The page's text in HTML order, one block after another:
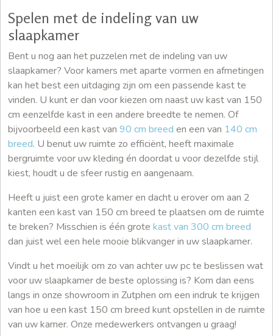
Spelen met de indeling van uw
slaapkamer
Bent u nog aan het puzzelen met de indeling van uw
slaapkamer? Voor kamers met aparte vormen en afmetingen
kan het best een uitdaging zijn om een passende kast te
vinden. U kunt er dan voor kiezen om naast uw kast van 150
cm eenzelfde kast in een andere breedte te nemen. Of
bijvoorbeeld een kast van 90 cm breed en een van 140 cm
breed. U benut uw ruimte zo efficiënt, heeft maximale
bergruimte voor uw kleding én doordat u voor dezelfde stijl
kiest, houdt u de sfeer rustig en aangenaam.
Heeft u juist een grote kamer en dacht u erover om aan 2
kanten een kast van 150 cm breed te plaatsen om de ruimte
te breken? Misschien is één grote kast van 300 cm breed
dan juist wel een hele mooie blikvanger in uw slaapkamer.
Vindt u het moeilijk om zo van achter uw pc te beslissen wat
voor uw slaapkamer de beste oplossing is? Kom dan eens
langs in onze showroom in Zutphen om een indruk te krijgen
van hoe u een kast 150 cm breed kunt opstellen in de ruimte
van uw kamer. Onze medewerkers ontvangen u graag!